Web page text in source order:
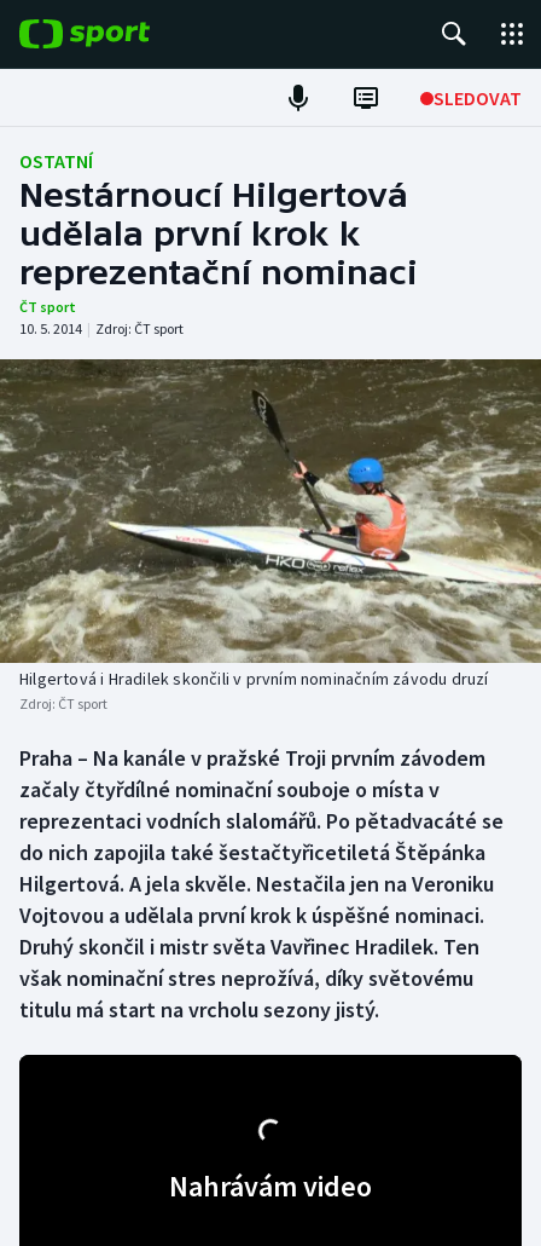
SLEDOVAT
Fotbal
Hokej
Tenis
Atletika
Cyklistika
DALŠÍ SPORTY
Americký fotbal
Baseball a softbal
Basketbal
Biatlon
Box
Curling
Dostihy
Florbal
Futsal
NEPŘEHLÉDNĚTE
Soutěže
Historické návraty
Aplikace ČT sport
OSTATNÍ
Nestárnoucí Hilgertová
udělala první krok k
reprezentační nominaci
ČT sport
10. 5. 2014 | Zdroj: ČT sport
Hilgertová i Hradilek skončili v prvním nominačním závodu druzí
Zdroj: ČT sport
Praha – Na kanále v pražské Troji prvním závodem
začaly čtyřdílné nominační souboje o místa v
reprezentaci vodních slalomářů. Po pětadvacáté se
do nich zapojila také šestačtyřicetiletá Štěpánka
Hilgertová. A jela skvěle. Nestačila jen na Veroniku
Vojtovou a udělala první krok k úspěšné nominaci.
Druhý skončil i mistr světa Vavřinec Hradilek. Ten
však nominační stres neprožívá, díky světovému
titulu má start na vrcholu sezony jistý.
Nahrávám video